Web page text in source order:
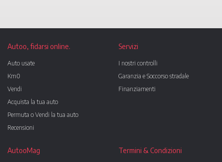
Autoo, fidarsi online.
Auto usate
Km0
Vendi
Acquista la tua auto
Permuta o Vendi la tua auto
Recensioni
Servizi
I nostri controlli
Garanzia e Soccorso stradale
Finanziamenti
AutooMag Termini & Condizioni